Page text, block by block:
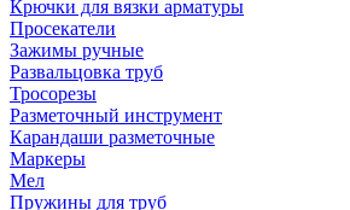
Крючки для вязки арматуры
Просекатели
Зажимы ручные
Развальцовка труб
Тросорезы
Разметочный инструмент
Карандаши разметочные
Маркеры
Мел
Пружины для труб